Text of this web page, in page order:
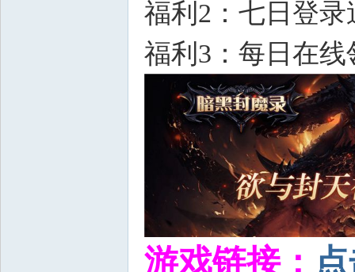
福利2：七日登
福利3：每日在
游戏链接：